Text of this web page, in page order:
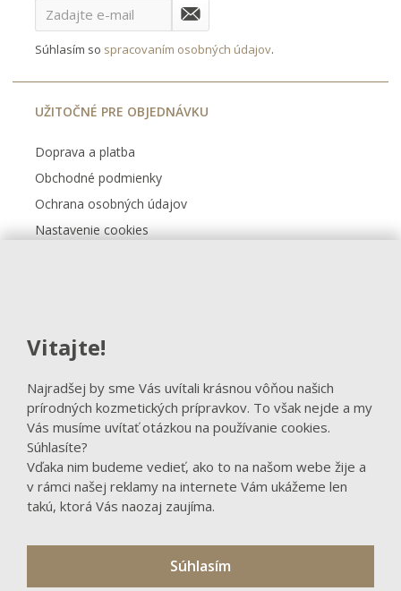
Vitajte!
Najradšej by sme Vás uvítali krásnou vôňou našich
prírodných kozmetických prípravkov. To však nejde a my
Vás musíme uvítať otázkou na používanie cookies.
Súhlasíte?
Vďaka nim budeme vedieť, ako to na našom webe žije a
v rámci našej reklamy na internete Vám ukážeme len
takú, ktorá Vás naozaj zaujíma.
Súhlasím
Súhlasím so spracovaním osobných údajov.
UŽITOČNÉ PRE OBJEDNÁVKU
Doprava a platba
Obchodné podmienky
Ochrana osobných údajov
Nastavenie cookies